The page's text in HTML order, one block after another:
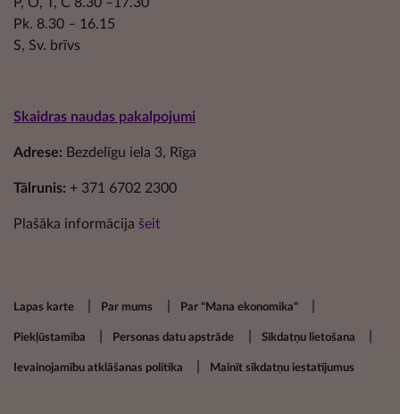
Pk. 8.30 – 16.15
S, Sv. brīvs
Skaidras naudas pakalpojumi
Adrese: Bezdelīgu iela 3, Rīga
Tālrunis: + 371 6702 2300
Plašāka informācija šeit
Footer secondary menu
Lapas karte Par mums Par "Mana ekonomika"
Piekļūstamība Personas datu apstrāde Sīkdatņu lietošana
Ievainojamību atklāšanas politika Mainīt sīkdatņu iestatījumus